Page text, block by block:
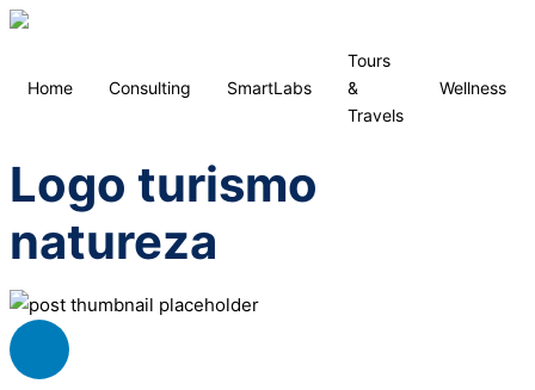
Home Consulting SmartLabs
Tours
&
Travels
Wellness
Logo turismo
natureza